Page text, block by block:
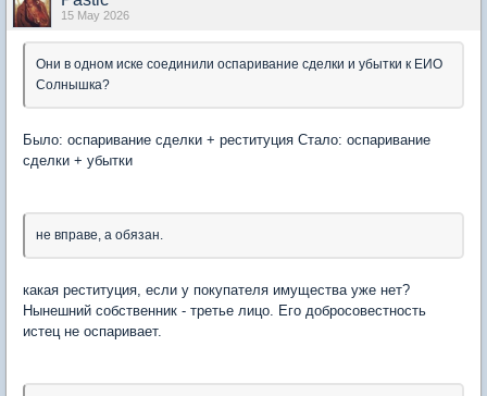
15 May 2026
Они в одном иске соединили оспаривание сделки и убытки к ЕИО
Солнышка?
Было: оспаривание сделки + реституция Стало: оспаривание
сделки + убытки
не вправе, а обязан.
какая реституция, если у покупателя имущества уже нет?
Нынешний собственник - третье лицо. Его добросовестность
истец не оспаривает.